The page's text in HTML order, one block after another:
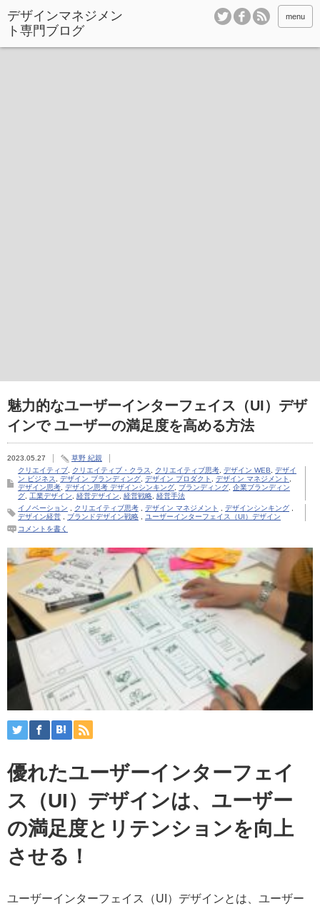
デザインマネジメン
ト専門ブログ
menu
魅力的なユーザーインターフェイス（UI）デザ
インで ユーザーの満足度を高める方法
2023.05.27
草野 紀親
クリエイティブ
クリエイティブ・クラス クリエイティブ思考 デザイン WEB
デザイ
ン ビジネス
デザイン ブランディング デザイン プロダクト デザイン マネジメント
デザイン思考 デザイン思考 デザインシンキング ブランディング 企業ブランディン
グ
工業デザイン 経営デザイン 経営戦略 経営手法
イノベーション
クリエイティブ思考 デザイン マネジメント デザインシンキング
デザイン経営
ブランドデザイン戦略
ユーザーインターフェイス（UI）デザイン
コメントを書く
優れたユーザーインターフェイ
ス（UI）デザインは、ユーザー
の満足度とリテンションを向上
させる！
ユーザーインターフェイス（UI）デザインとは、ユーザー